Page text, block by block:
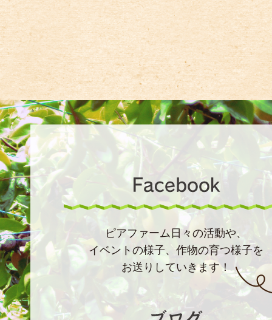
ピアファーム日々の活動や、
イベントの様子、作物の育つ様子を
お送りしていきます！